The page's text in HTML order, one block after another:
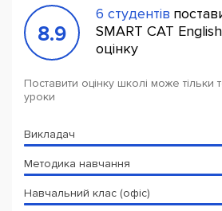
8.9
6 студентів
SMART CAT
оцінку
Поставити оцінку школі може тільки
уроки
Викладач
Методика навчання
Навчальний клас (офіс)